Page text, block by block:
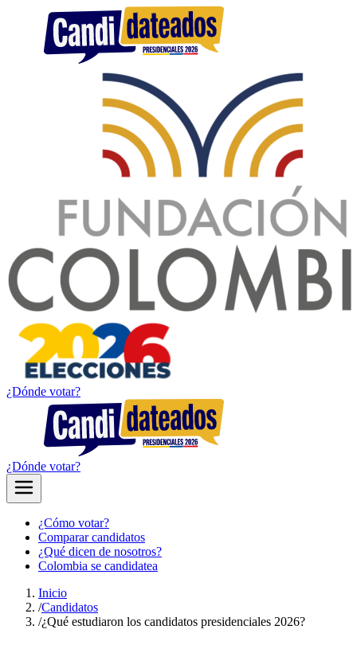
¿Dónde votar?
¿Dónde votar?
¿Cómo votar?
Comparar candidatos
¿Qué dicen de nosotros?
Colombia se candidatea
Inicio
/Candidatos
/¿Qué estudiaron los candidatos presidenciales 2026?